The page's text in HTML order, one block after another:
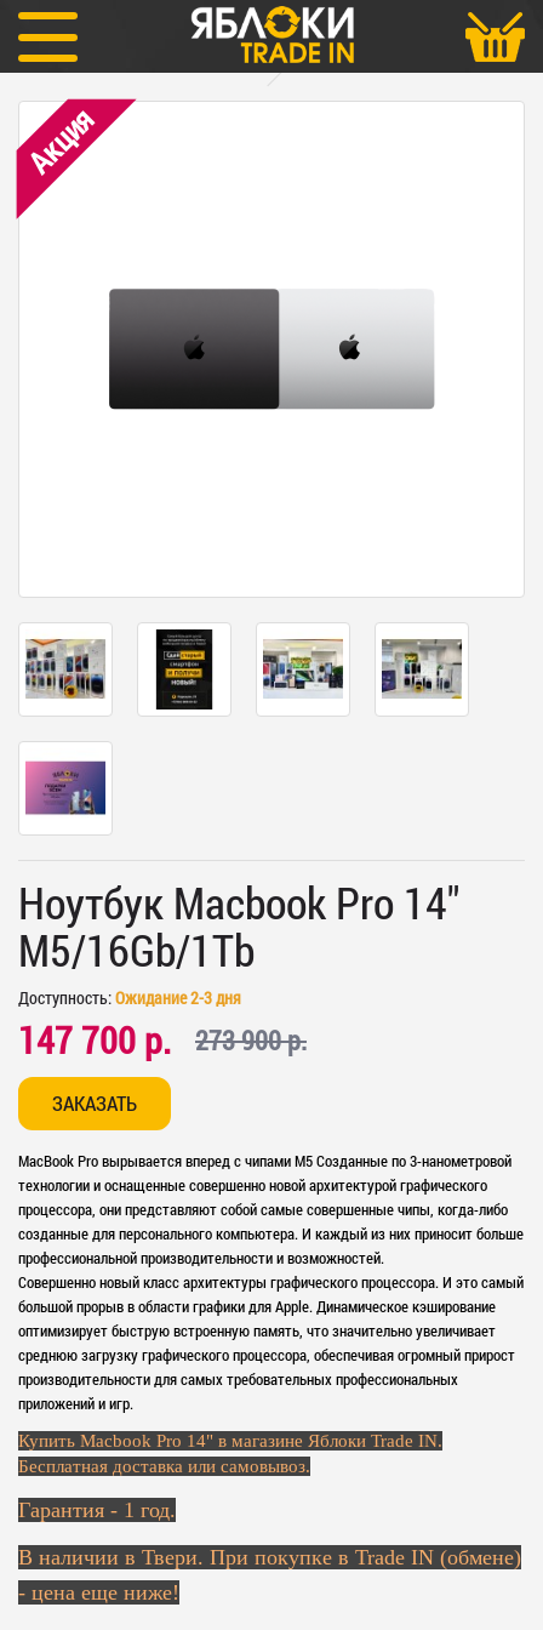
Ноутбуки Macbook
Macbook Pro
MacBook Pro 14" M5/16Gb/1Tb
Акция
Ноутбук Macbook Pro 14"
M5/16Gb/1Tb
Доступность:Ожидание 2-3 дня
147 700 р. 273 900 р.
ЗАКАЗАТЬ
MacBook Pro вырывается вперед с чипами M5 Созданные по 3-нанометровой
технологии и оснащенные совершенно новой архитектурой графического
процессора, они представляют собой самые совершенные чипы, когда-либо
созданные для персонального компьютера. И каждый из них приносит больше
профессиональной производительности и возможностей.
Совершенно новый класс архитектуры графического процессора. И это самый
большой прорыв в области графики для Apple. Динамическое кэширование
оптимизирует быструю встроенную память, что значительно увеличивает
среднюю загрузку графического процессора, обеспечивая огромный прирост
производительности для самых требовательных профессиональных
приложений и игр.
Купить Macbook Pro 14" в магазине Яблоки Trade IN.
Бесплатная доставка или самовывоз.
Гарантия - 1 год.
В наличии в Твери. При покупке в Trade IN (обмене)
- цена еще ниже!